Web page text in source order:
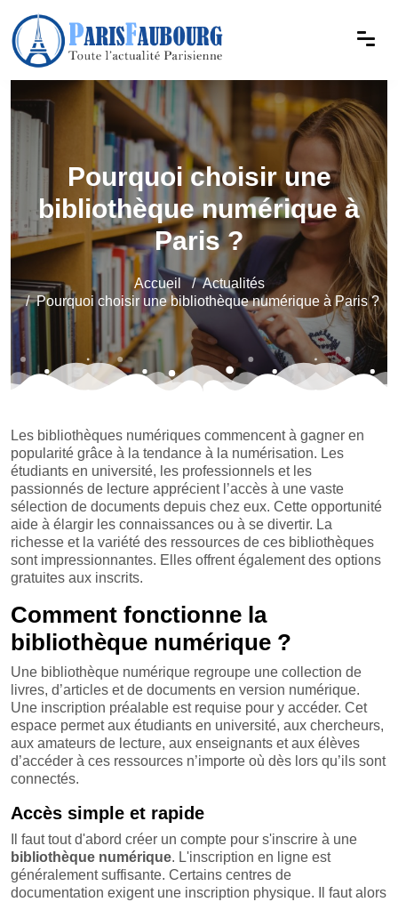
Pourquoi choisir une
bibliothèque numérique à
Paris ?
Accueil
Actualités
Pourquoi choisir une bibliothèque numérique à Paris ?
Les bibliothèques numériques commencent à gagner en
popularité grâce à la tendance à la numérisation. Les
étudiants en université, les professionnels et les
passionnés de lecture apprécient l’accès à une vaste
sélection de documents depuis chez eux. Cette opportunité
aide à élargir les connaissances ou à se divertir. La
richesse et la variété des ressources de ces bibliothèques
sont impressionnantes. Elles offrent également des options
gratuites aux inscrits.
Comment fonctionne la
bibliothèque numérique ?
Une bibliothèque numérique regroupe une collection de
livres, d’articles et de documents en version numérique.
Une inscription préalable est requise pour y accéder. Cet
espace permet aux étudiants en université, aux chercheurs,
aux amateurs de lecture, aux enseignants et aux élèves
d’accéder à ces ressources n’importe où dès lors qu’ils sont
connectés.
Accès simple et rapide
Il faut tout d'abord créer un compte pour s'inscrire à une
bibliothèque numérique. L'inscription en ligne est
généralement suffisante. Certains centres de
documentation exigent une inscription physique. Il faut alors